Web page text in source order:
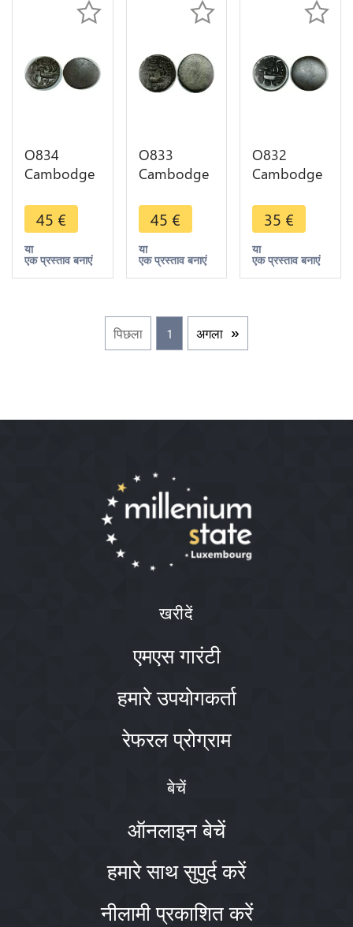
O834
Cambodge
Fuang
Uniface
Norodom I
1847 silver
45 €
या
एक प्रस्ताव बनाएं
O833
Cambodge
Fuang
Uniface
Norodom I
1847 silver
45 €
या
एक प्रस्ताव बनाएं
O832
Cambodge
Fuang
Uniface
Norodom I
1847
35 €
या
एक प्रस्ताव बनाएं
पिछला 1 अगला
खरीदें
एमएस गारंटी
हमारे उपयोगकर्ता
रेफरल प्रोग्राम
बेचें
ऑनलाइन बेचें
हमारे साथ सुपुर्द करें
नीलामी प्रकाशित करें